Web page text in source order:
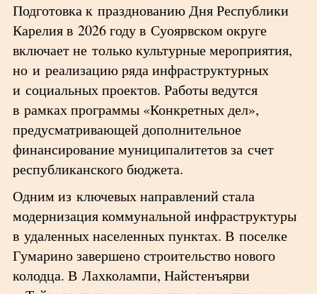
Подготовка к празднованию Дня Республики
Карелия в 2026 году в Суоярвском округе
включает не только культурные мероприятия,
но и реализацию ряда инфраструктурных
и социальных проектов. Работы ведутся
в рамках программы «Конкретных дел»,
предусматривающей дополнительное
финансирование муниципалитетов за счет
республиканского бюджета.
Одним из ключевых направлений стала
модернизация коммунальной инфраструктуры
в удаленных населенных пунктах. В поселке
Гумарино завершено строительство нового
колодца. В Лахколампи, Найстенъярви